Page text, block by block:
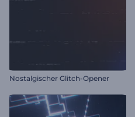
Nostalgischer Glitch-Opener